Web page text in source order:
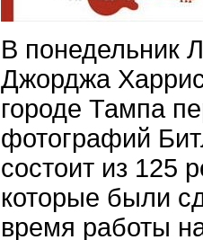
В понедельник
Джорджа
городе Тампа
фотографий
состоит из 125
которые были
время работы